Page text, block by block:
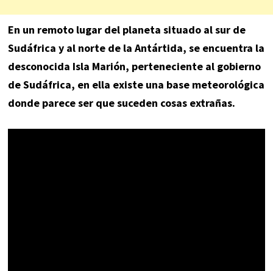
En un remoto lugar del planeta situado al sur de
Sudáfrica y al norte de la Antártida, se encuentra la
desconocida Isla Marión, perteneciente al gobierno
de Sudáfrica, en ella existe una base meteorológica
donde parece ser que suceden cosas extrañas.